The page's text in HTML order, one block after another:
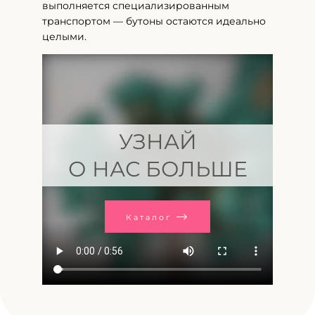
выполняется специализированным
транспортом — бутоны остаются идеально
целыми.
УЗНАЙ
О НАС БОЛЬШЕ
Каталог